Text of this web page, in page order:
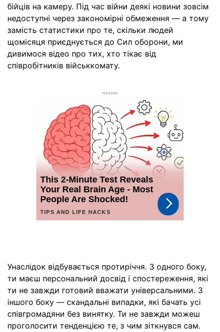
бійців на камеру. Під час війни деякі новини зовсім
недоступні через закономірні обмеження — а тому
замість статистики про те, скільки людей
щомісяця приєднується до Сил оборони, ми
дивимося відео про тих, хто тікає від
співробітників військкомату.
РЕКЛАМА
Унаслідок відбувається протиріччя. З одного боку,
ти маєш персональний досвід і спостереження, які
ти не завжди готовий вважати універсальними. З
іншого боку — скандальні випадки, які бачать усі
співгромадяни без винятку. Ти не завжди можеш
проголосити тенденцією те, з чим зіткнувся сам.